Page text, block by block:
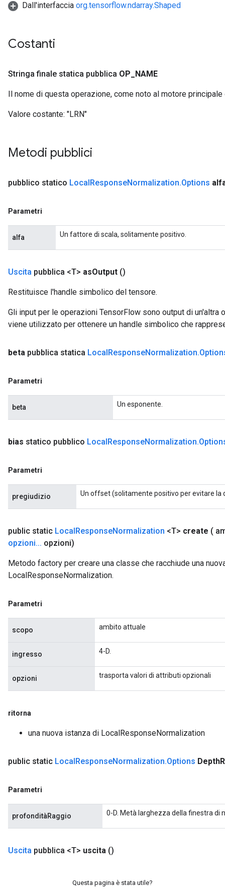
Dall'interfaccia org.tensorflow.ndarray.Shaped
Costanti
Stringa finale statica pubblica OP NAME
Il nome di questa operazione, come noto al motore
Valore costante: "LRN"
Metodi pubblici
pubblico statico LocalResponseNormalization.Options
Parametri
alfa Un fattore di scala, solitamente positivo.
Uscita pubblica <T> asOutput ()
Restituisce l'handle simbolico del tensore.
Gli input per le operazioni TensorFlow sono output di un'altra
viene utilizzato per ottenere un handle simbolico che
beta pubblica statica LocalResponseNormalization.
Parametri
beta Un esponente.
bias statico pubblico LocalResponseNormalization.
Parametri
pregiudizio Un offset (solitamente positivo per evitare la
public static LocalResponseNormalization <T> create (
opzioni... opzioni)
Metodo factory per creare una classe che racchiude una
LocalResponseNormalization.
Parametri
scopo ambito attuale
ingresso 4-D.
opzioni trasporta valori di attributi opzionali
ritorna
una nuova istanza di LocalResponseNormalization
public static LocalResponseNormalization.Options Depth
Parametri
profonditàRaggio 0-D. Metà larghezza della finestra di
Uscita pubblica <T> uscita ()
Questa pagina è stata utile?